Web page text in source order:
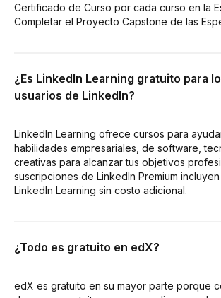
Certificado de Curso por cada curso en la
Completar el Proyecto Capstone de las
¿Es LinkedIn Learning gratuito para
usuarios de LinkedIn?
LinkedIn Learning ofrece cursos para
habilidades empresariales, de software,
creativas para alcanzar tus objetivos
suscripciones de LinkedIn Premium
LinkedIn Learning sin costo adicional.
¿Todo es gratuito en edX?
edX es gratuito en su mayor parte porque